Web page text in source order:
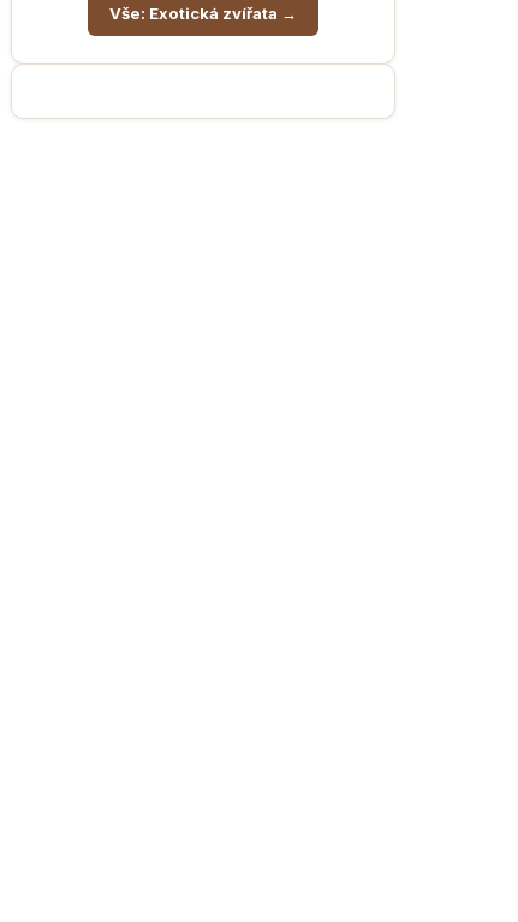
Vše: Exotická zvířata →